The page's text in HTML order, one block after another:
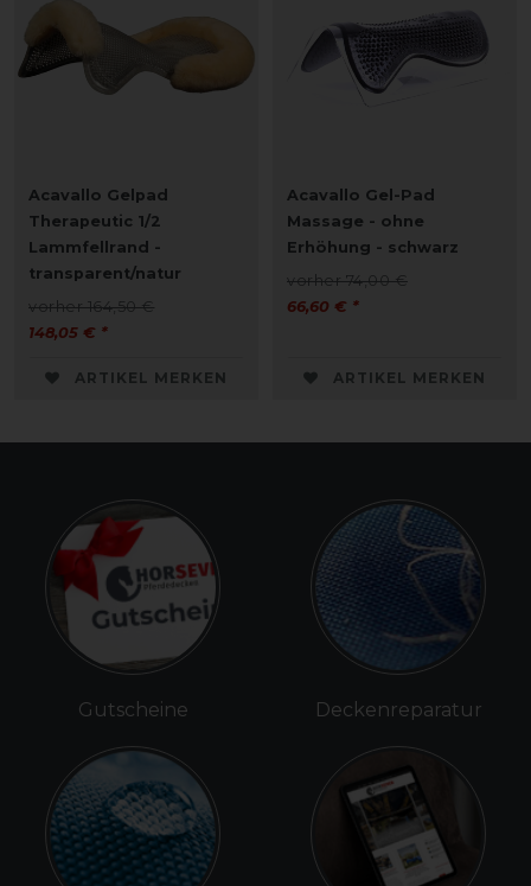
Acavallo Gelpad
Therapeutic 1/2
Lammfellrand -
transparent/natur
vorher 164,50 €
148,05 € *
ARTIKEL MERKEN
Acavallo Gel-Pad
Massage - ohne
Erhöhung - schwarz
vorher 74,00 €
66,60 € *
ARTIKEL MERKEN
Gutscheine Deckenreparatur